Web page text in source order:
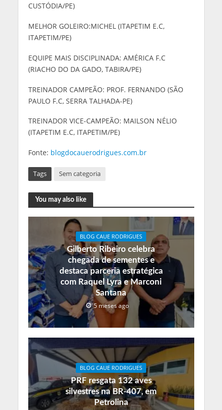
CUSTÓDIA/PE)
MELHOR GOLEIRO:MICHEL (ITAPETIM E.C,
ITAPETIM/PE)
EQUIPE MAIS DISCIPLINADA: AMÉRICA F.C
(RIACHO DO DA GADO, TABIRA/PE)
TREINADOR CAMPEÃO: PROF. FERNANDO (SÃO
PAULO F.C, SERRA TALHADA-PE)
TREINADOR VICE-CAMPEÃO: MAILSON NÉLIO
(ITAPETIM E.C, ITAPETIM/PE)
Fonte: blogdocauerodrigues.com.br
Tags Sem categoria
You may also like
BLOG CAUE RODRIGUES
Gilberto Ribeiro celebra
chegada de sementes e
destaca parceria estratégica
com Raquel Lyra e Marconi
Santana
5 meses ago
BLOG CAUE RODRIGUES
PRF resgata 132 aves
silvestres na BR-407, em
Petrolina